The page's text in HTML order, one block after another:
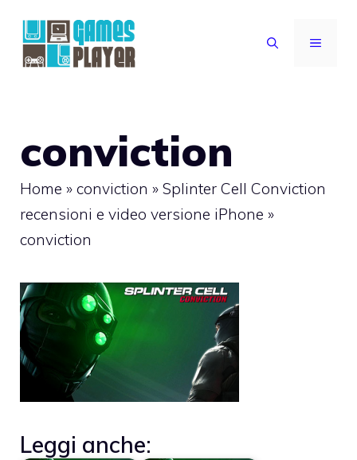
contenuto
MENU
conviction
Home » conviction » Splinter Cell Conviction
recensioni e video versione iPhone »
conviction
Leggi anche: